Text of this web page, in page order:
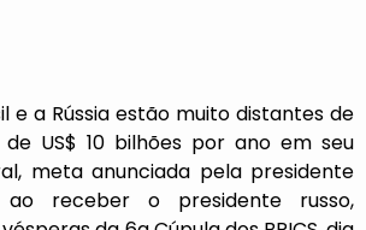
e a Rússia estão muito distantes de
US$ 10 bilhões por ano em seu
meta anunciada pela presidente
ao receber o presidente russo,